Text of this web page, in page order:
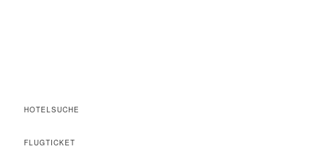
HOTELSUCHE
FLUGTICKET